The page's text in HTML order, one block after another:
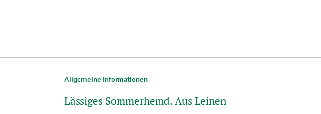
Allgemeine Informationen
Lässiges Sommerhemd. Aus Leinen